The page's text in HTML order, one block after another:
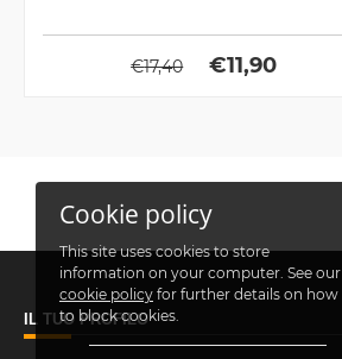
€17,40 €11,90
IL TUO PROFILO
Cookie policy
This site uses cookies to store
information on your computer. See our
cookie policy for further details on how
to block cookies.